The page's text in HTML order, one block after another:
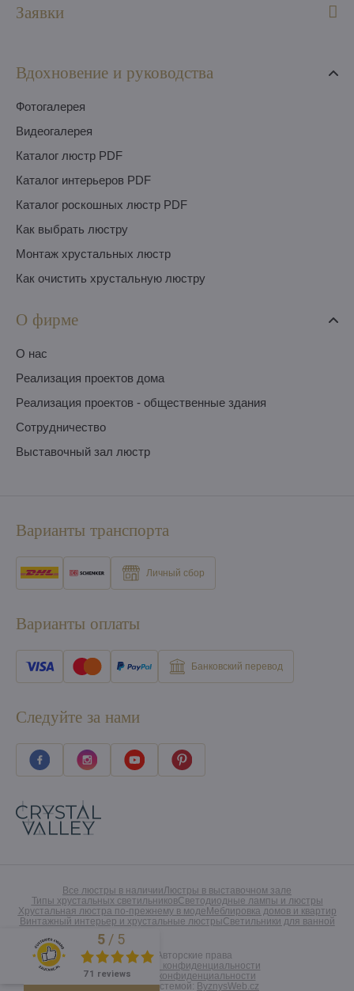
Заявки
Вдохновение и руководства
Фотогалерея
Видеогалерея
Каталог люстр PDF
Каталог интерьеров PDF
Каталог роскошных люстр PDF
Как выбрать люстру
Монтаж хрустальных люстр
Как очистить хрустальную люстру
О фирме
O нас
Pеализация проектов дома
Pеализация проектов - общественные здания
Сотрудничество
Выставочный зал люстр
Варианты транспорта
Личный сбор
Варианты оплаты
Банковский перевод
Следуйте за нами
Все люстры в наличииЛюстры в выставочном зале
Типы хрустальных светильниковСветодиодные лампы и люстры
Хрустальная люстра по-прежнему в модеМеблировка домов и квартир
Винтажный интерьер и хрустальные люстрыСветильники для ванной
©2026Авторские права
Предпочтения конфиденциальности
Заявление о конфиденциальности
Созданный системой: ByznysWeb.cz
Excellent
5 / 5
71 reviews